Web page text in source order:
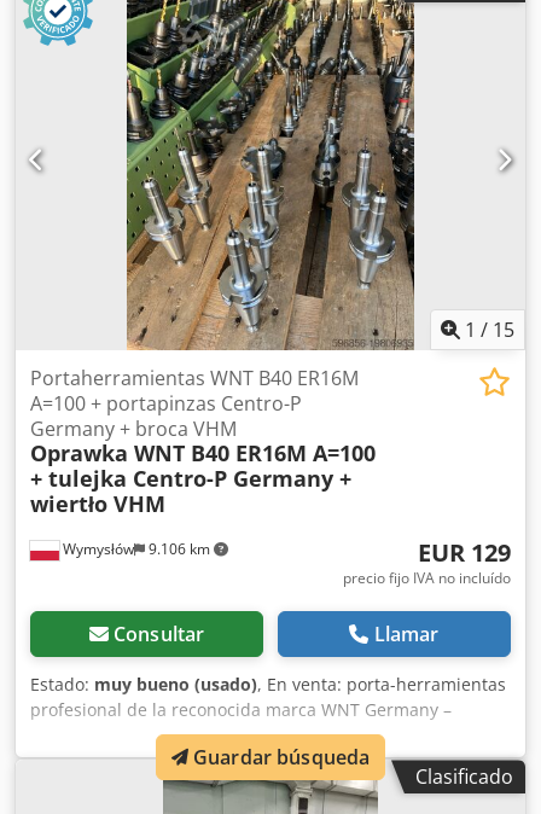
1 / 15
Wymysłów 9.106 km
Portaherramientas WNT B40 ER16M
A=100 + portapinzas Centro-P
Germany + broca VHM
Oprawka WNT B40 ER16M A=100
+ tulejka Centro-P Germany +
wiertło VHM
EUR 129
precio fijo IVA no incluído
Consultar Llamar
Estado: muy bueno (usado), En venta: porta-herramientas
profesional de la reconocida marca WNT Germany –
modelo B40 ER16M A=100. El porta-herramientas está
equipado con un casquillo de precisión Centro-P Germany
HPC16MS-DI, que garantiza la máxima precisión yClasificado
Guardar búsqueda